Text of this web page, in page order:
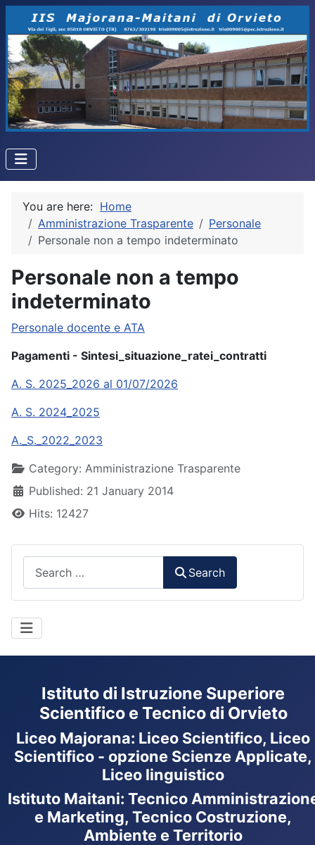
You are here: Home
Amministrazione Trasparente
Personale
Personale non a tempo indeterminato
Personale non a tempo
indeterminato
Personale docente e ATA
Pagamenti - Sintesi_situazione_ratei_contratti
A. S. 2025_2026 al 01/07/2026
A. S. 2024_2025
A._S._2022_2023
DetailsCategory: Amministrazione Trasparente
Published: 21 January 2014
Hits: 12427
Search
Istituto di Istruzione Superiore
Scientifico e Tecnico di Orvieto
Liceo Majorana: Liceo Scientifico, Liceo
Scientifico - opzione Scienze Applicate,
Liceo linguistico
Istituto Maitani: Tecnico
e Marketing, Tecnico Costruzione,
Ambiente e Territorio